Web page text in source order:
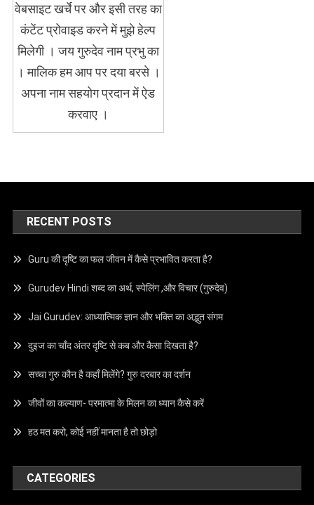
वेबसाइट खर्चे पर और इसी तरह का
कंटेंट प्रोवाइड करने में मुझे हेल्प
मिलेगी । जय गुरुदेव नाम प्रभु का
। मालिक हम आप पर दया बरसे ।
अपना नाम सहयोग प्रदान में ऐड
करवाए ।
RECENT POSTS
Guru की दृष्टि का फल जीवन में कैसे प्रभावित करता है?
Gurudev Hindi शब्द का अर्थ, स्पेलिंग ,और विचार (गुरुदेव)
Jai Gurudev: आध्यात्मिक ज्ञान और भक्ति का अद्भुत संगम
दुइज का चाँद अंतर दृष्टि से कब और कैसा दिखता है?
सच्चा गुरु कौन है कहाँ मिलेंगे? गुरु दरबार का दर्शन
जीवों का कल्याण- परमात्मा के मिलन का ध्यान कैसे करें
हठ मत करो, कोई नहीं मानता है तो छोड़ो
CATEGORIES